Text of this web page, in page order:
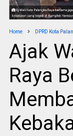
Home DPRD Kota
Ajak
Raya